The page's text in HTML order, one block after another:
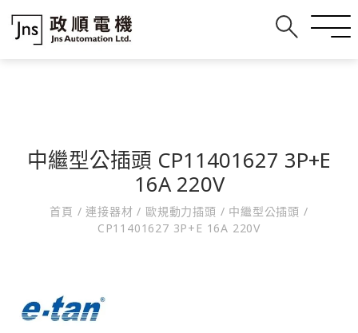
中繼型公插頭 CP11401627 3P+E
16A 220V
首頁 / 連接器材/ 歐規動力插頭 / 中繼型公插頭 /
CP11401627 3P+E 16A 220V